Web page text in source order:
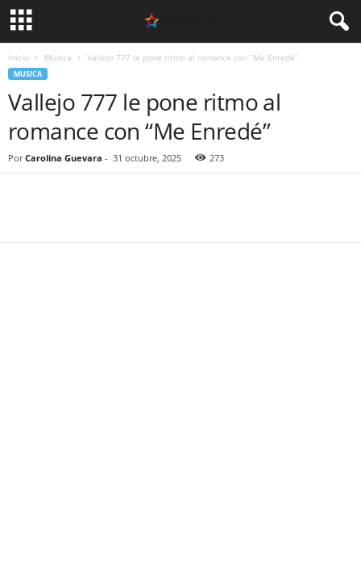
Inicio Musica Vallejo 777 le pone ritmo al romance con “Me Enredé”
MUSICA
Vallejo 777 le pone ritmo al
romance con “Me Enredé”
Por Carolina Guevara - 31 octubre, 2025 273